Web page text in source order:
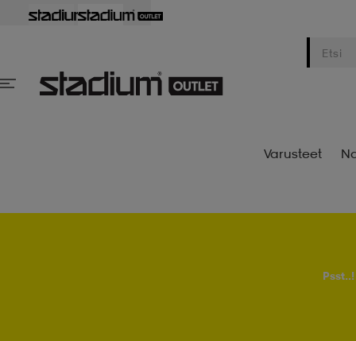
Varusteet